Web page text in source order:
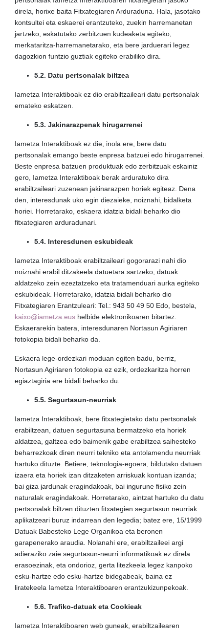
direla, horixe baita Fitxategiaren Arduraduna. Hala, jasotako
kontsultei eta eskaerei erantzuteko, zuekin harremanetan
jartzeko, eskatutako zerbitzuen kudeaketa egiteko,
merkataritza-harremanetarako, eta bere jarduerari legez
dagozkion funtzio guztiak egiteko erabiliko dira.
5.2. Datu pertsonalak biltzea
Iametza Interaktiboak ez dio erabiltzaileari datu pertsonalak
emateko eskatzen.
5.3. Jakinarazpenak hirugarrenei
Iametza Interaktiboak ez die, inola ere, bere datu
pertsonalak emango beste enpresa batzuei edo hirugarrenei.
Beste enpresa batzuen produktuak edo zerbitzuak eskainiz
gero, Iametza Interaktiboak berak arduratuko dira
erabiltzaileari zuzenean jakinarazpen horiek egiteaz. Dena
den, interesdunak uko egin diezaieke, noiznahi, bidalketa
horiei. Horretarako, eskaera idatzia bidali beharko dio
fitxategiaren arduradunari.
5.4. Interesdunen eskubideak
Iametza Interaktiboak erabiltzaileari gogorarazi nahi dio
noiznahi erabil ditzakeela datuetara sartzeko, datuak
aldatzeko zein ezeztatzeko eta tratamenduari aurka egiteko
eskubideak. Horretarako, idatzia bidali beharko dio
Fitxategiaren Erantzuleari: Tel.: 943 50 49 50 Edo, bestela,
kaixo@iametza.eus helbide elektronikoaren bitartez.
Eskaerarekin batera, interesdunaren Nortasun Agiriaren
fotokopia bidali beharko da.
Eskaera lege-ordezkari moduan egiten badu, berriz,
Nortasun Agiriaren fotokopia ez ezik, ordezkaritza horren
egiaztagiria ere bidali beharko du.
5.5. Segurtasun-neurriak
Iametza Interaktiboak, bere fitxategietako datu pertsonalak
erabiltzean, datuen segurtasuna bermatzeko eta horiek
aldatzea, galtzea edo baimenik gabe erabiltzea saihesteko
beharrezkoak diren neurri tekniko eta antolamendu neurriak
hartuko dituzte. Betiere, teknologia-egoera, bildutako datuen
izaera eta horiek izan ditzaketen arriskuak kontuan izanda;
bai giza jardunak eragindakoak, bai ingurune fisiko zein
naturalak eragindakoak. Horretarako, aintzat hartuko du datu
pertsonalak biltzen dituzten fitxategien segurtasun neurriak
aplikatzeari buruz indarrean den legedia; batez ere, 15/1999
Datuak Babesteko Lege Organikoa eta beronen
garapenerako araudia. Nolanahi ere, erabiltzaileei argi
adieraziko zaie segurtasun-neurri informatikoak ez direla
erasoezinak, eta ondorioz, gerta litezkeela legez kanpoko
esku-hartze edo esku-hartze bidegabeak, baina ez
liratekeela Iametza Interaktiboaren erantzukizunpekoak.
5.6. Trafiko-datuak eta Cookieak
Iametza Interaktiboaren web guneak, erabiltzailearen